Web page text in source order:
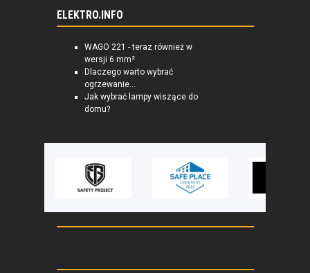
ELEKTRO.INFO
WAGO 221 - teraz również w
wersji 6 mm²
Dlaczego warto wybrać
ogrzewanie...
Jak wybrać lampy wiszące do
domu?